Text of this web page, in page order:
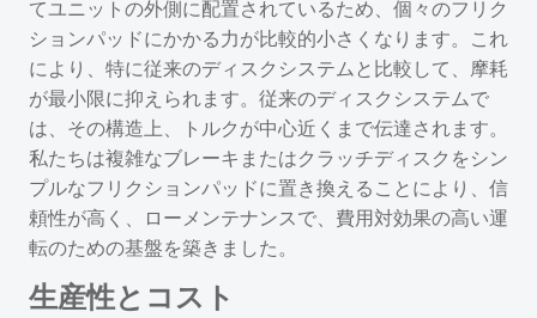
てユニットの外側に配置されているため、個々のフリク
ションパッドにかかる力が比較的小さくなります。これ
により、特に従来のディスクシステムと比較して、摩耗
が最小限に抑えられます。従来のディスクシステムで
は、その構造上、トルクが中心近くまで伝達されます。
私たちは複雑なブレーキまたはクラッチディスクをシン
プルなフリクションパッドに置き換えることにより、信
頼性が高く、ローメンテナンスで、費用対効果の高い運
転のための基盤を築きました。
生産性とコスト